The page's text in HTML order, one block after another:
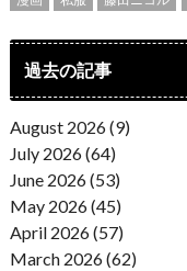
過去の記事
August 2026 (9)
July 2026 (64)
June 2026 (53)
May 2026 (45)
April 2026 (57)
March 2026 (62)